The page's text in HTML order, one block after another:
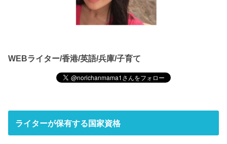
WEBライター/香港/英語/兵庫/子育て
ライターが保有する国家資格